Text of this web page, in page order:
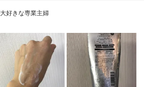
好きな専業主婦